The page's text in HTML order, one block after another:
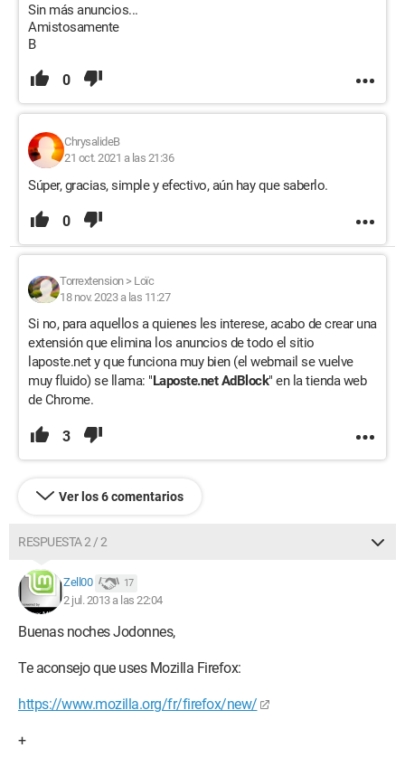
Sin más anuncios...
Amistosamente
B
0
ChrysalideB
21 oct. 2021 a las 21:36
Súper, gracias, simple y efectivo, aún hay que saberlo.
0
Torrextension> Loïc
18 nov. 2023 a las 11:27
Si no, para aquellos a quienes les interese, acabo de crear una
extensión que elimina los anuncios de todo el sitio
laposte.net y que funciona muy bien (el webmail se vuelve
muy fluido) se llama: "Laposte.net AdBlock" en la tienda web
de Chrome.
3
Ver los 6 comentarios
RESPUESTA 2 / 2
Zell00 17
2 jul. 2013 a las 22:04
Buenas noches Jodonnes,
Te aconsejo que uses Mozilla Firefox:
https://www.mozilla.org/fr/firefox/new/
+